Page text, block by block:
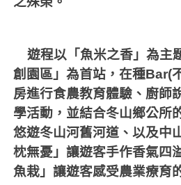
遊程以「魚米之香」為主
創園區」為首站，在種Bar(
房進行食農教育體驗、廚師
學活動，並結合冬山鄉公所
悠遊冬山河舊河道、以及中
枕無憂」讓遊客手作香氣四
魚栽」讓遊客感受農業療育